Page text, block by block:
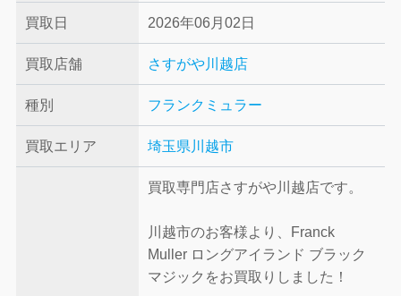
買取日 2026年06月02日
買取店舗 さすがや川越店
種別 フランクミュラー
買取エリア 埼玉県川越市
買取専門店さすがや川越店です。
川越市のお客様より、Franck
Muller ロングアイランド ブラック
マジックをお買取りしました！